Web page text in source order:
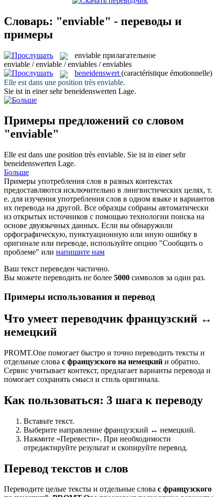
Словарь: "enviable" - переводы и
примеры
enviable прилагательное
enviable / enviable / enviables / enviables
beneidenswert (caractéristique émotionnelle)
Elle est dans une position très enviable.
Sie ist in einer sehrbeneidenswerten Lage.
Примеры предложений со словом
"enviable"
Elle est dans une position très enviable. Sie ist in einer sehr
beneidenswerten Lage.
Больше
Примеры употребления слов в разных контекстах
предоставляются исключительно в лингвистических целях, т.
е. для изучения употребления слов в одном языке и вариантов
их перевода на другой. Все образцы собраны автоматически
из открытых источников с помощью технологии поиска на
основе двуязычных данных. Если вы обнаружили
орфографическую, пунктуационную или иную ошибку в
оригинале или переводе, используйте опцию "Сообщить о
проблеме" или напишите нам
Ваш текст переведен частично.
Вы можете переводить не более 5000 символов за один раз.
Примеры использования и перевод
Что умеет переводчик французский ↔
немецкий
PROMT.One помогает быстро и точно переводить тексты и
отдельные слова с французского на немецкий и обратно.
Сервис учитывает контекст, предлагает варианты перевода и
помогает сохранять смысл и стиль оригинала.
Как пользоваться: 3 шага к переводу
Вставьте текст.
Выберите направление французский ↔ немецкий.
Нажмите «Перевести». При необходимости
отредактируйте результат и скопируйте перевод.
Перевод текстов и слов
Переводите целые тексты и отдельные слова с французского